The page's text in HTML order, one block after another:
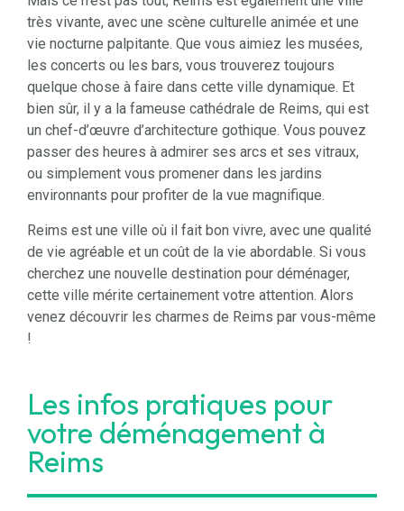
très vivante, avec une scène culturelle animée et une
vie nocturne palpitante. Que vous aimiez les musées,
les concerts ou les bars, vous trouverez toujours
quelque chose à faire dans cette ville dynamique. Et
bien sûr, il y a la fameuse cathédrale de Reims, qui est
un chef-d’œuvre d’architecture gothique. Vous pouvez
passer des heures à admirer ses arcs et ses vitraux,
ou simplement vous promener dans les jardins
environnants pour profiter de la vue magnifique.
Reims est une ville où il fait bon vivre, avec une qualité
de vie agréable et un coût de la vie abordable. Si vous
cherchez une nouvelle destination pour déménager,
cette ville mérite certainement votre attention. Alors
venez découvrir les charmes de Reims par vous-même
!
Les infos pratiques pour
votre déménagement à
Reims